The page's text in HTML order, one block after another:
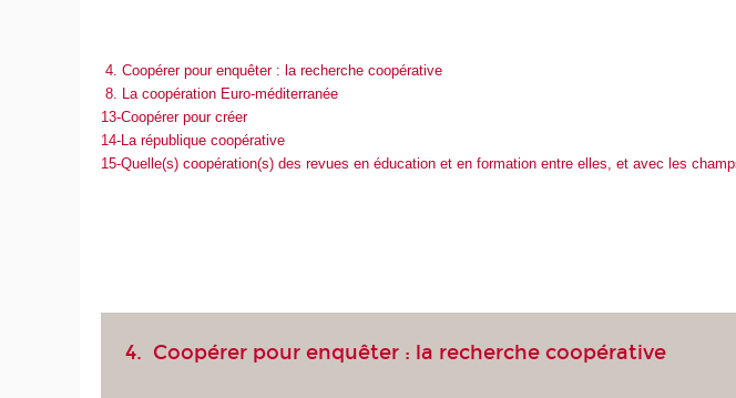
4. Coopérer pour enquêter : la recherche coopérative
8. La coopération Euro-méditerranée
13-Coopérer pour créer
14-La république coopérative
15-Quelle(s) coopération(s) des revues en éducation et en formation entre elles, et avec les
4. Coopérer pour enquêter : la recherche coopérative